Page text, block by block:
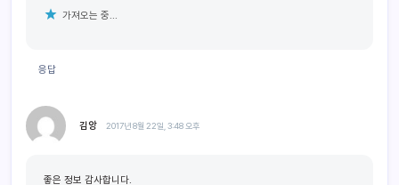
가져오는 중...
응답
김앙 2017년 8월 22일, 3:48 오후
좋은 정보 감사합니다.